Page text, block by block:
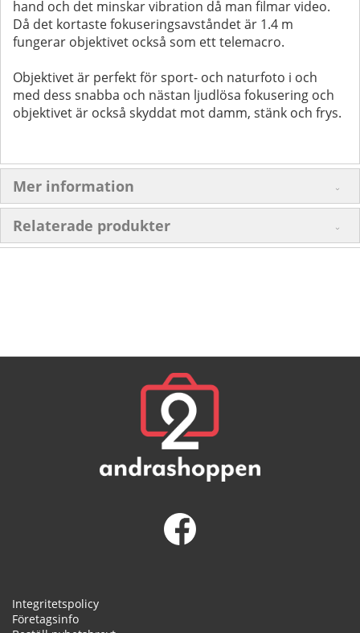
hand och det minskar vibration då man filmar video.
Då det kortaste fokuseringsavståndet är 1.4 m
fungerar objektivet också som ett telemacro.
Objektivet är perfekt för sport- och naturfoto i och
med dess snabba och nästan ljudlösa fokusering och
objektivet är också skyddat mot damm, stänk och frys.
Mer information
Relaterade produkter
Integritetspolicy
Företagsinfo